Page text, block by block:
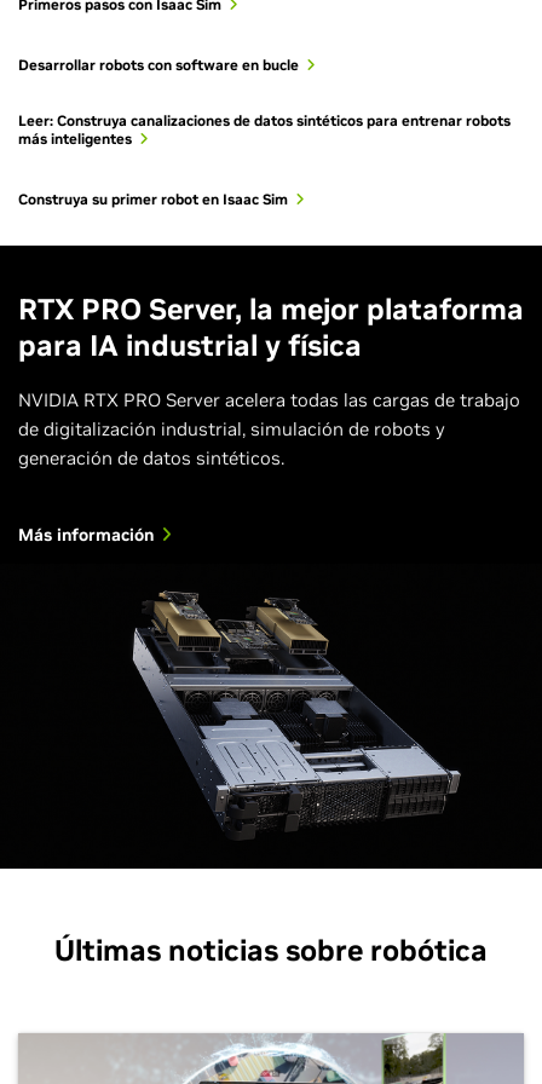
permite desarrollar, probar y optimizar grandes flotas de
de los robots y los datos de los sensores para mejorar la
Primeros pasos con Isaac Sim
Desarrollar robots con software en bucle
Leer: Construya canalizaciones de datos sintéticos para entrenar robots
más inteligentes
Construya su primer robot en Isaac Sim
RTX PRO Server, la mejor plataforma
para IA industrial y física
NVIDIA RTX PRO Server acelera todas las cargas de trabajo
de digitalización industrial, simulación de robots y
generación de datos sintéticos.
Más información
Últimas noticias sobre robótica